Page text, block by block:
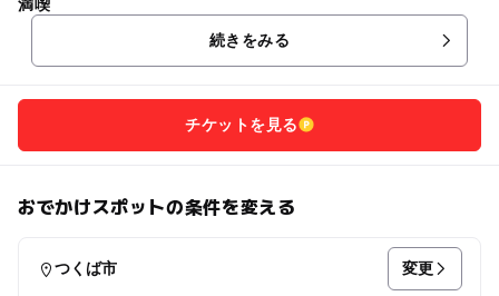
満喫
続きをみる
チケットを見る
おでかけスポットの条件を変える
つくば市 変更